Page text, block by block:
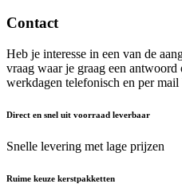
Contact
Heb je interesse in een van de
vraag waar je graag een
werkdagen telefonisch en per mail
Direct en snel uit voorraad leverbaar
Snelle levering met lage prijzen
Ruime keuze kerstpakketten